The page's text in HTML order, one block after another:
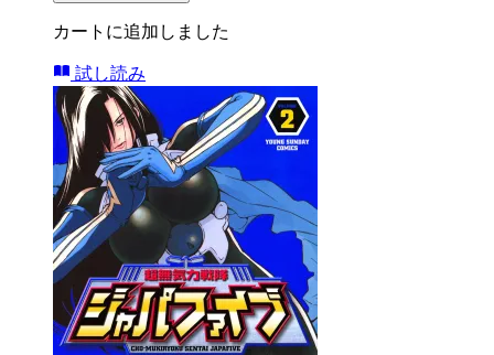
カートに追加しました
試し読み